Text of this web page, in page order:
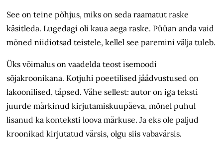
See on teine põhjus, miks on seda raamatut raske
käsitleda. Lugedagi oli kaua aega raske. Püüan anda vaid
mõned niidiotsad teistele, kellel see paremini välja tuleb.
Üks võimalus on vaadelda teost isemoodi
sõjakroonikana. Kotjuhi poeetilised jäädvustused on
lakoonilised, täpsed. Vähe sellest: autor on iga teksti
juurde märkinud kirjutamiskuupäeva, mõnel puhul
lisanud ka konteksti loova märkuse. Ja eks ole paljud
kroonikad kirjutatud värsis, olgu siis vabavärsis.